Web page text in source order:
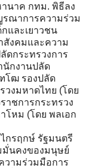
นาค กทม. พิธีลง
รณาการความร่วม
และเยาวชน
สังคมและความ
ดกระทรวงการ
กงานปลัด
โฒ รองปลัด
วงมหาดไทย (โดย
ชการกระทรวง
โหม (โดย พลเอก
กรฤกษ์ รัฐมนตรี
มั่นคงของมนุษย์
วามร่วมมือการ